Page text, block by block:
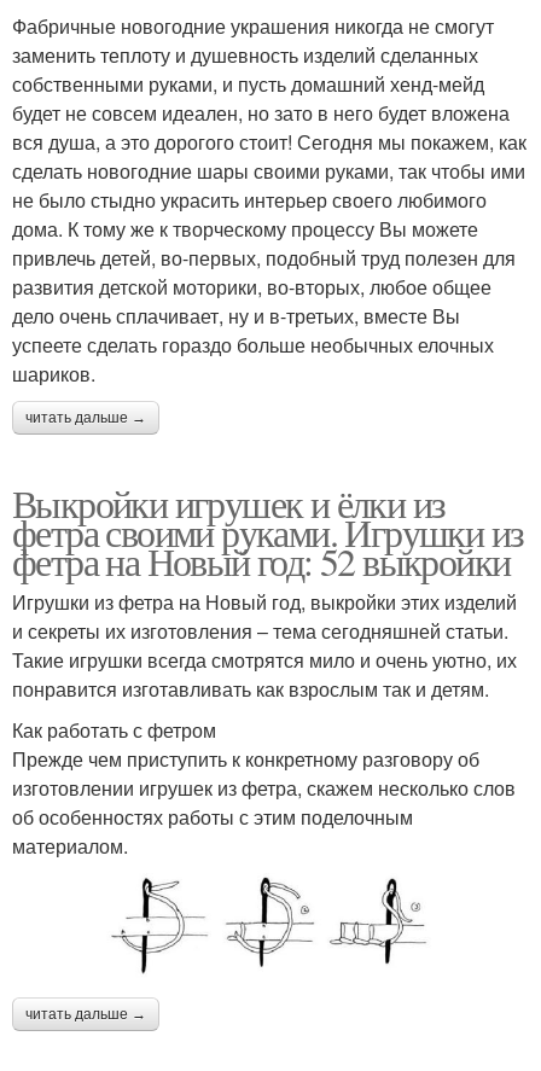
Фабричные новогодние украшения никогда не смогут
заменить теплоту и душевность изделий сделанных
собственными руками, и пусть домашний хенд-мейд
будет не совсем идеален, но зато в него будет вложена
вся душа, а это дорогого стоит! Сегодня мы покажем, как
сделать новогодние шары своими руками, так чтобы ими
не было стыдно украсить интерьер своего любимого
дома. К тому же к творческому процессу Вы можете
привлечь детей, во-первых, подобный труд полезен для
развития детской моторики, во-вторых, любое общее
дело очень сплачивает, ну и в-третьих, вместе Вы
успеете сделать гораздо больше необычных елочных
шариков.
читать дальше →
Выкройки игрушек и ёлки из
фетра своими руками. Игрушки из
фетра на Новый год: 52 выкройки
Игрушки из фетра на Новый год, выкройки этих изделий
и секреты их изготовления – тема сегодняшней статьи.
Такие игрушки всегда смотрятся мило и очень уютно, их
понравится изготавливать как взрослым так и детям.
Как работать с фетром
Прежде чем приступить к конкретному разговору об
изготовлении игрушек из фетра, скажем несколько слов
об особенностях работы с этим поделочным
материалом.
читать дальше →